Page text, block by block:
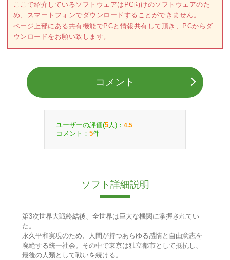
ここで紹介しているソフトウェアはPC向けのソフトウェアのた
め、スマートフォンでダウンロードすることができません。
ページ上部にある共有機能でPCと情報共有して頂き、PCからダ
ウンロードをお願い致します。
コメント
ユーザーの評価(5 人)： 4.5
コメント： 5件
ソフト詳細説明
第3次世界大戦終結後、全世界は巨大な機関に掌握されてい
た。
永久平和実現のため、人間が持つあらゆる感情と自由意志を
廃絶する統一社会。その中で東京は独立都市として抵抗し、
最後の人類として戦いを続ける。